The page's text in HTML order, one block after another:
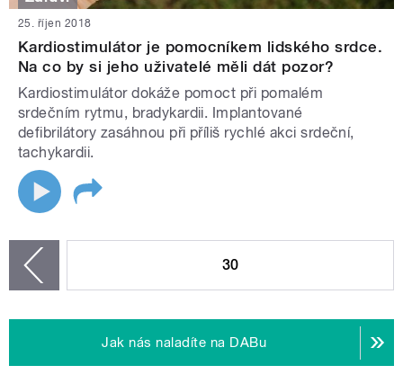
25. říjen 2018
Kardiostimulátor je pomocníkem lidského srdce.
Na co by si jeho uživatelé měli dát pozor?
Kardiostimulátor dokáže pomoct při pomalém
srdečním rytmu, bradykardii. Implantované
defibrilátory zasáhnou při příliš rychlé akci srdeční,
tachykardii.
30
Jak nás naladíte na DABu